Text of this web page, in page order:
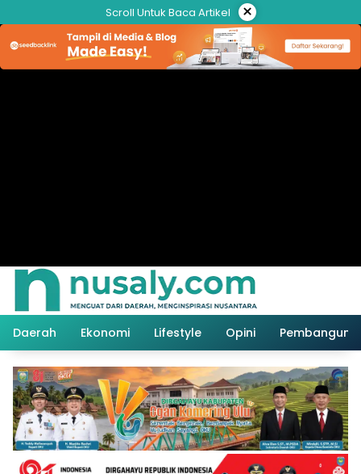
ke
konten
Scroll Untuk Baca Artikel ×
Daerah Ekonomi Lifestyle Opini